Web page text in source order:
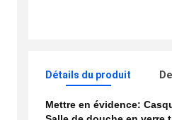
Détails du produit
Mettre en évidence: